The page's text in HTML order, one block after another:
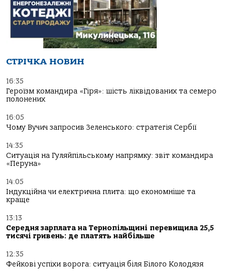
СТРІЧКА НОВИН
16:35
Героїзм командира «Гіря»: шість ліквідованих та семеро
полонених
16:05
Чому Вучич запросив Зеленського: стратегія Сербії
14:35
Ситуація на Гуляйпільському напрямку: звіт командира
«Перуна»
14:05
Індукційна чи електрична плита: що економніше та
краще
13:13
Середня зарплата на Тернопільщині перевищила 25,5
тисячі гривень: де платять найбільше
12:35
Фейкові успіхи ворога: ситуація біля Білого Колодязя